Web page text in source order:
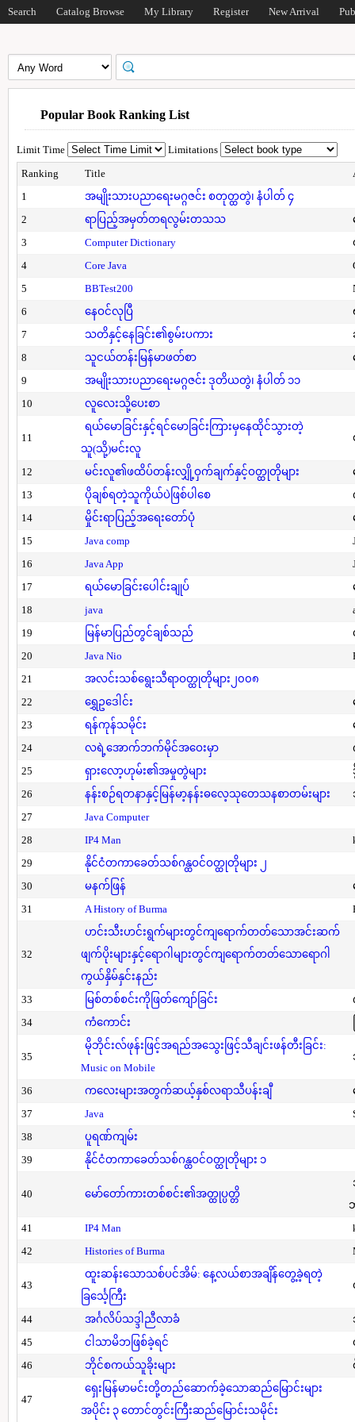
Search Catalog Browse My Library Register New Arrival
Popular Book Ranking List
Limit Time
Limitations
Ranking
Title
1
အမျိုးသားပညာရေးမဂ္ဂဇင်း စတုတ္ထတွဲ၊ နံပါတ် ၄
2
ရာပြည့်အမှတ်တရလွမ်းတသသ
3
Computer Dictionary
4
Core Java
5
BBTest200
6
နေဝင်လုပြီ
7
သတိနှင့်နေခြင်း၏စွမ်းပကား
8
သူငယ်တန်းမြန်မာဖတ်စာ
9
အမျိုးသားပညာရေးမဂ္ဂဇင်း ဒုတိယတွဲ၊ နံပါတ် ၁၁
10
လူလေးသို့ပေးစာ
11
ရယ်မောခြင်းနှင့်ရင်မောခြင်းကြားမှနေထိုင်သွားတဲ့
သူ(သို့)မင်းလူ
12 မင်းလူ၏ဖထိပ်တန်းလျှို့ဝှက်ချက်နှင့်ဝတ္ထုတိုများ
13
ပိုချစ်ရတဲ့သူကိုယ်ပဲဖြစ်ပါစေ
14
မှိုင်းရာပြည့်အရေးတော်ပုံ
15
Java comp
16
Java App
17
ရယ်မောခြင်းပေါင်းချုပ်
18
java
19
မြန်မာပြည်တွင်ချစ်သည်
20
Java Nio
21
အလင်းသစ်ရွေးသီရာဝတ္ထုတိုများ၂၀၀၈
22
ရွှေဥဒေါင်း
23
ရန်ကုန်သမိုင်း
24
လရဲ့အောက်ဘက်မိုင်အဝေးမှာ
25
ရှားလော့ဟုမ်း၏အမှုတွဲများ
26
နန်းစဉ်ရတနာနှင့်မြန်မာ့နန်းဓလေ့သုတေသနစာတမ်းများ
27
Java Computer
28
IP4 Man
29
နိုင်ငံတကာခေတ်သစ်ဂန္ထဝင်ဝတ္ထုတိုများ ၂
30
မနက်ဖြန်
31
A History of Burma
32
ဟင်းသီးဟင်းရွက်များတွင်ကျရောက်တတ်သောအင်းဆက်
ဖျက်ပိုးများနှင့်ရောဂါများတွင်ကျရောက်တတ်သောရောဂါ
ကွယ်နှိမ်နှင်းနည်း
33
မြစ်တစ်စင်းကိုဖြတ်ကျော်ခြင်း
34
ကံကောင်း
35
မိုဘိုင်းလ်ဖုန်းဖြင့်အရည်အသွေးဖြင့်သီချင်းဖန်တီးခြင်း:
Music on Mobile
36 ကလေးများအတွက်ဆယ့်နှစ်လရာသီပန်းချီ
37
Java
38
ပူရဏ်ကျမ်း
39
နိုင်ငံတကာခေတ်သစ်ဂန္ထဝင်ဝတ္ထုတိုများ ၁
40 မော်တော်ကားတစ်စင်း၏အတ္ထုပ္ပတ္တိ
41
IP4 Man
42
Histories of Burma
43
ထူးဆန်းသောသစ်ပင်အိမ်: နေ့လယ်စာအချိန်တွေ့ခဲ့ရတဲ့
ခြင်္သေ့ကြီး
44 အင်္ဂလိပ်သဒ္ဒါညီလာခံ
45
ငါသာမိဘဖြစ်ခဲ့ရင်
46
ဘိုင်စကယ်သူခိုးများ
47
ရှေးမြန်မာမင်းတို့တည်ဆောက်ခဲ့သောဆည်မြောင်းများ
အပိုင်း ၃ တောင်တွင်းကြီးဆည်မြောင်းသမိုင်း